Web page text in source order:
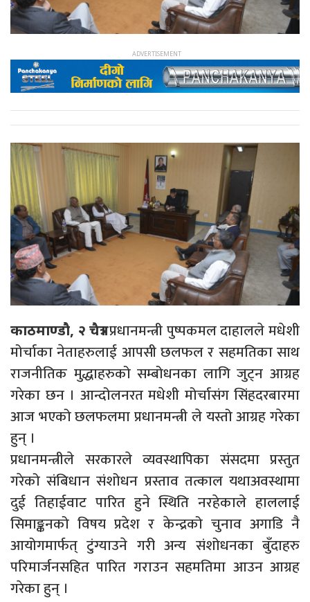
काठमाण्डौ, २ चैत्र।प्रधानमन्त्री पुष्पकमल दाहालले मधेशी
मोर्चाका नेताहरुलाई आपसी छलफल र सहमतिका साथ
राजनीतिक मुद्धाहरुको सम्बोधनका लागि जुट्न आग्रह
गरेका छन । आन्दोलनरत मधेशी मोर्चासंग सिंहदरबारमा
आज भएको छलफलमा प्रधानमन्त्री ले यस्तो आग्रह गरेका
हुन् ।
प्रधानमन्त्रीले सरकारले व्यवस्थापिका संसदमा प्रस्तुत
गरेको संबिधान संशोधन प्रस्ताव तत्काल यथाअवस्थामा
दुई तिहाईवाट पारित हुने स्थिति नरहेकाले हाललाई
सिमाङ्कनको विषय प्रदेश र केन्द्रको चुनाव अगाडि नै
आयोगमार्फत् टुंग्याउने गरी अन्य संशोधनका बुँदाहरु
परिमार्जनसहित पारित गराउन सहमतिमा आउन आग्रह
गरेका हुन् ।